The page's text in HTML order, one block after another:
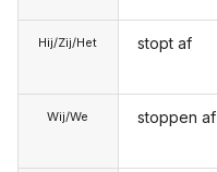
Hij/Zij/Het
Wij/We
stopt af
stoppen af